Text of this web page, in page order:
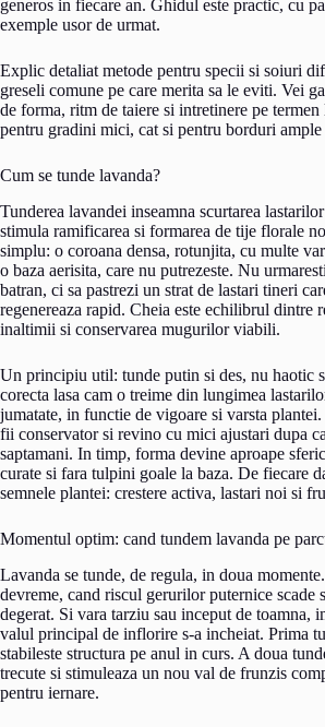
generos in fiecare an. Ghidul este practic, cu
exemple usor de urmat.
Explic detaliat metode pentru specii si soiuri
greseli comune pe care merita sa le eviti. Vei
de forma, ritm de taiere si intretinere pe
pentru gradini mici, cat si pentru borduri ample
Cum se tunde lavanda?
Tunderea lavandei inseamna scurtarea
stimula ramificarea si formarea de tije florale
simplu: o coroana densa, rotunjita, cu multe
o baza aerisita, care nu putrezeste. Nu
batran, ci sa pastrezi un strat de lastari tineri
regenereaza rapid. Cheia este echilibrul dintre
inaltimii si conservarea mugurilor viabili.
Un principiu util: tunde putin si des, nu haotic
corecta lasa cam o treime din lungimea
jumatate, in functie de vigoare si varsta
fii conservator si revino cu mici ajustari dupa
saptamani. In timp, forma devine aproape
curate si fara tulpini goale la baza. De fiecare
semnele plantei: crestere activa, lastari noi si
Momentul optim: cand tundem lavanda pe
Lavanda se tunde, de regula, in doua
devreme, cand riscul gerurilor puternice scade
degerat. Si vara tarziu sau inceput de toamna,
valul principal de inflorire s-a incheiat. Prima
stabileste structura pe anul in curs. A doua
trecute si stimuleaza un nou val de frunzis
pentru iernare.